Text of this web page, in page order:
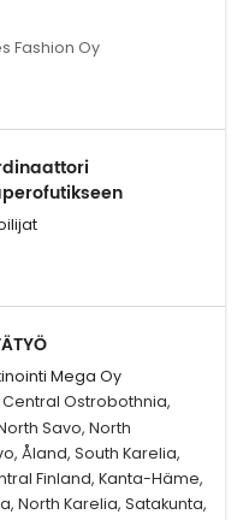
Fashion Oy
Mega Oy
Ostrobothnia,
Savo, North
Åland, South Karelia,
Finland, Kanta-Häme,
North Karelia, Satakunta,